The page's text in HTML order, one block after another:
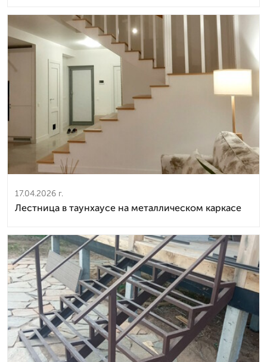
17.04.2026 г.
Лестница в таунхаусе на металлическом каркасе